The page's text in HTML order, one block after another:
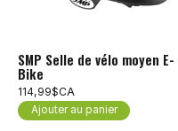
SMP Selle de vélo moyen E-
Bike
114,99$CA
Ajouter au panier